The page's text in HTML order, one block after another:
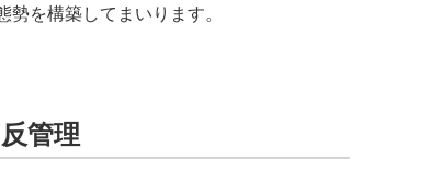
を構築してまいります。
管理